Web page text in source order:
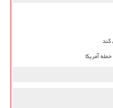
آمریکا